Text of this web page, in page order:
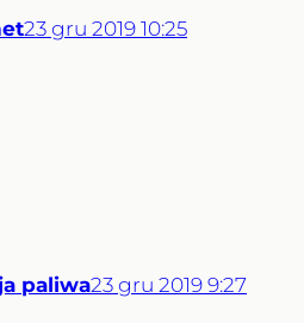
23 gru 2019 10:25
paliwa23 gru 2019 9:27